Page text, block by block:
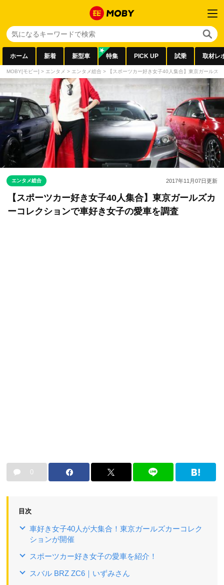
ホーム 新着 新型車 特集 PICK UP 試乗 取材レ
MOBY[モビー] > エンタメ > エンタメ総合 > 【スポーツカー好き女子40人集合】東京ガールズ
エンタメ総合 2017年11月07日更新
【スポーツカー好き女子40人集合】東京ガールズカ
ーコレクションで車好き女子の愛車を調査
0
目次
車好き女子40人が大集合！東京ガールズカーコレク
ションが開催
スポーツカー好き女子の愛車を紹介！
スバル BRZ ZC6｜いずみさん